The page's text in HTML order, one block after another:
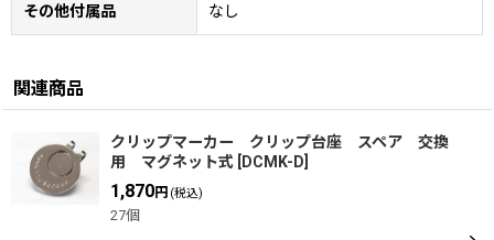
その他付属品 なし
関連商品
クリップマーカー クリップ台座 スペア 交換
用 マグネット式 [DCMK-D]
1,870円 (税込)
27個